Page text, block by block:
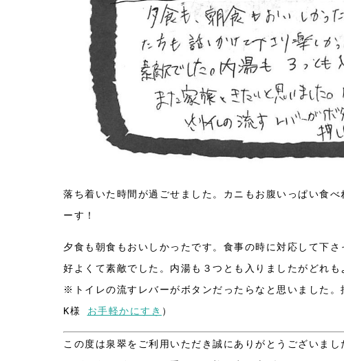
落ち着いた時間が過ごせました。カニもお腹いっぱい食
ーす！
夕食も朝食もおいしかったです。食事の時に対応して下
好よくて素敵でした。内湯も３つとも入りましたがどれも
※トイレの流すレバーがボタンだったらなと思いました
K様 お手軽かにすき ）
この度は泉翠をご利用いただき誠にありがとうございま